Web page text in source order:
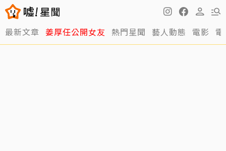
最新文章 姜厚任公開女友 熱門星聞 藝人動態 電影